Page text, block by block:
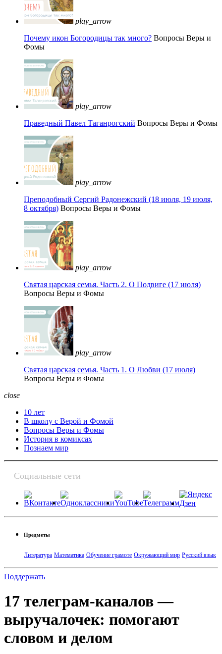
play_arrow
Почему икон Богородицы так много? Вопросы Веры и
Фомы
play_arrow
Праведный Павел Таганрогский Вопросы Веры и Фомы
play_arrow
Преподобный Сергий Радонежский (18 июля, 19 июля,
8 октября) Вопросы Веры и Фомы
play_arrow
Святая царская семья. Часть 2. О Подвиге (17 июля)
Вопросы Веры и Фомы
play_arrow
Святая царская семья. Часть 1. О Любви (17 июля)
Вопросы Веры и Фомы
close
10 лет
В школу с Верой и Фомой
Вопросы Веры и Фомы
История в комиксах
Познаем мир
Социальные сети
Предметы
Литература Математика Обучение грамоте Окружающий мир Русский язык
Поддержать
17 телеграм-каналов —
выручалочек: помогают
словом и делом